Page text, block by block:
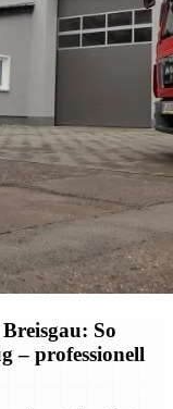
So
– professionell